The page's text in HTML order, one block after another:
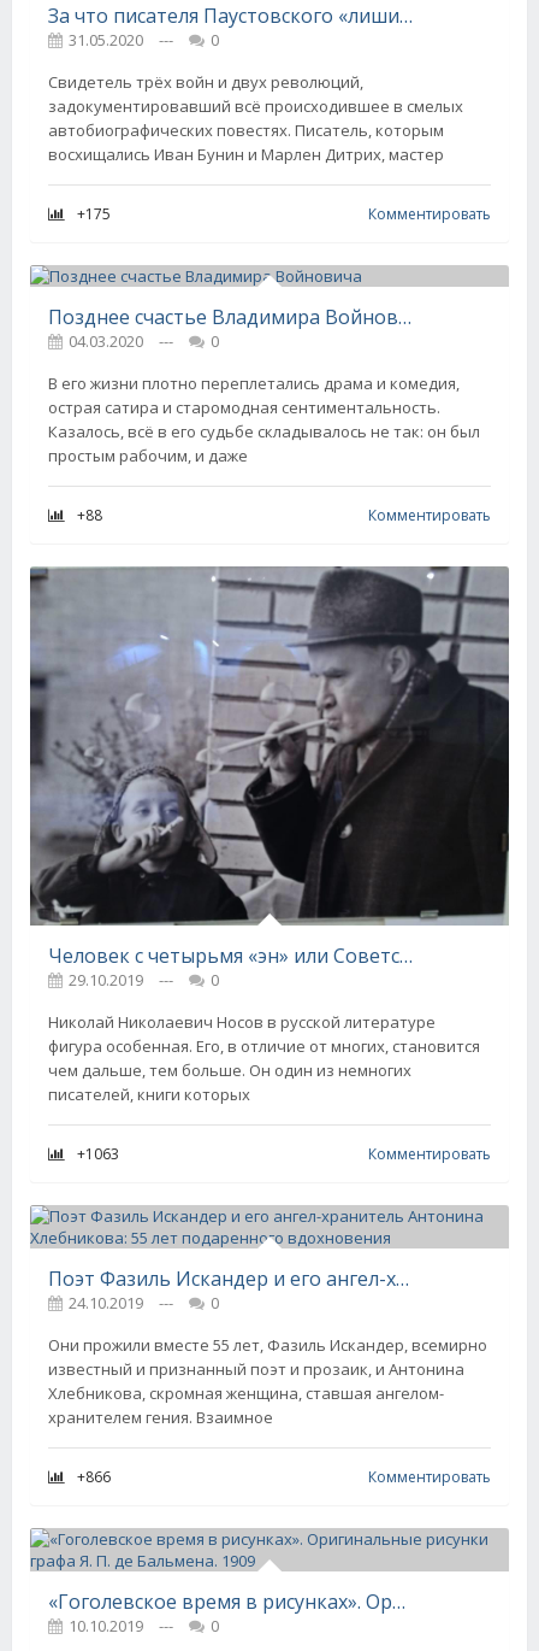
За что писателя Паустовского «лишили» Нобелевской премии?
31.05.2020 ---
0
Свидетель трёх войн и двух революций,
задокументировавший всё происходившее в смелых
автобиографических повестях. Писатель, которым
восхищались Иван Бунин и Марлен Дитрих, мастер
+175 Комментировать
Позднее счастье Владимира Войновича
04.03.2020 ---
0
В его жизни плотно переплетались драма и комедия,
острая сатира и старомодная сентиментальность.
Казалось, всё в его судьбе складывалось не так: он был
простым рабочим, и даже
+88 Комментировать
Человек с четырьмя «эн» или Советский Нострадамус
29.10.2019 ---
0
Николай Николаевич Носов в русской литературе
фигура особенная. Его, в отличие от многих, становится
чем дальше, тем больше. Он один из немногих
писателей, книги которых
+1063 Комментировать
Поэт Фазиль Искандер и его ангел-хранитель Антонина Хлебникова: 55 лет подаренного вдохновения
24.10.2019 ---
0
Они прожили вместе 55 лет, Фазиль Искандер, всемирно
известный и признанный поэт и прозаик, и Антонина
Хлебникова, скромная женщина, ставшая ангелом-
хранителем гения. Взаимное
+866 Комментировать
«Гоголевское время в рисунках». Оригинальные рисунки графа Я. П. де Бальмена. 1909
10.10.2019 --- 0